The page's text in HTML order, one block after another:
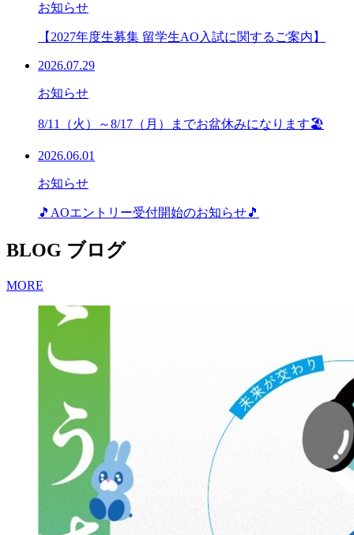
お知らせ
【2027年度生募集 留学生AO入試に関するご案内】
2026.07.29
お知らせ
8/11（火）～8/17（月）までお盆休みになります🏖
2026.06.01
お知らせ
🎵AOエントリー受付開始のお知らせ🎵
BLOG ブログ
MORE